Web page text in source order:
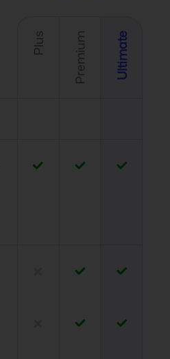
Plus Premium Ultimate